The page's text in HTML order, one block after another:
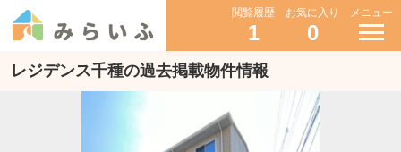
閲覧履歴
1
お気に入り
0
メニュー
レジデンス千種の過去掲載物件情報